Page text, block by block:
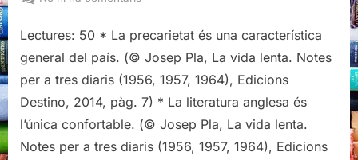
literàries
de
vida
lenta,
de
Josep
Lectures: 50 * La precarietat és una característica
general del país. (© Josep Pla, La vida lenta. Notes
per a tres diaris (1956, 1957, 1964), Edicions
Destino, 2014, pàg. 7) * La literatura anglesa és
l’única confortable. (© Josep Pla, La vida lenta.
Notes per a tres diaris (1956, 1957, 1964), Edicions